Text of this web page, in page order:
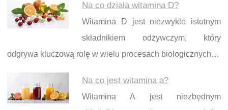
Na co działa witamina D?
Witamina D jest niezwykle istotnym
składnikiem odżywczym, który
odgrywa kluczową rolę w wielu procesach biologicznych…
Na co jest witamina a?
Witamina A jest niezbędnym